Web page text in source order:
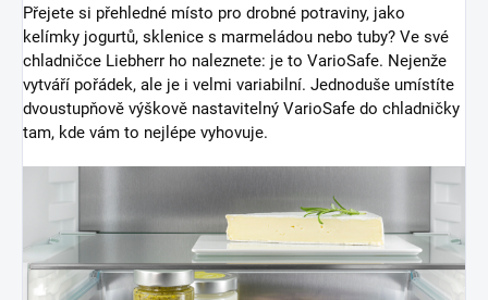
Přejete si přehledné místo pro drobné potraviny, jako
kelímky jogurtů, sklenice s marmeládou nebo tuby? Ve své
chladničce Liebherr ho naleznete: je to VarioSafe. Nejenže
vytváří pořádek, ale je i velmi variabilní. Jednoduše umístíte
dvoustupňově výškově nastavitelný VarioSafe do chladničky
tam, kde vám to nejlépe vyhovuje.